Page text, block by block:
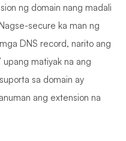
ng domain nang madali
secure ka man ng
DNS record, narito ang
matiyak na ang
sa domain ay
ang extension na